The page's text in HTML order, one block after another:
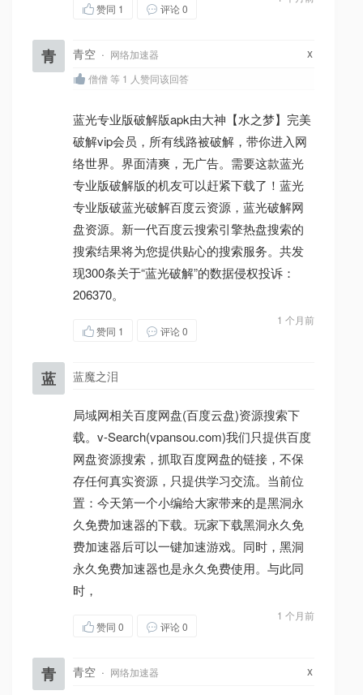
赞同 1 评论 0
青 青空 · 网络加速器 x
僧僧 等 1 人赞同该回答
蓝光专业版破解版apk由大神【水之梦】完美
破解vip会员，所有线路被破解，带你进入网
络世界。界面清爽，无广告。需要这款蓝光
专业版破解版的机友可以赶紧下载了！蓝光
专业版破蓝光破解百度云资源，蓝光破解网
盘资源。新一代百度云搜索引擎热盘搜索的
搜索结果将为您提供贴心的搜索服务。共发
现300条关于“蓝光破解”的数据侵权投诉：
206370。
1 个月前
赞同 1 评论 0
蓝 蓝魔之泪
局域网相关百度网盘(百度云盘)资源搜索下
载。v-Search(vpansou.com)我们只提供百度
网盘资源搜索，抓取百度网盘的链接，不保
存任何真实资源，只提供学习交流。当前位
置：今天第一个小编给大家带来的是黑洞永
久免费加速器的下载。玩家下载黑洞永久免
费加速器后可以一键加速游戏。同时，黑洞
永久免费加速器也是永久免费使用。与此同
时，
1 个月前
赞同 0 评论 0
青 青空 · 网络加速器 x